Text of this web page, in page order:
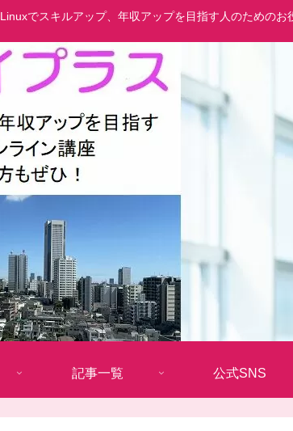
でスキルアップ、年収アップを目指す人のための
記事一覧 公式SNS